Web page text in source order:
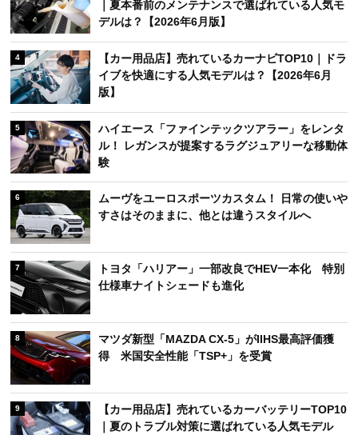
｜夏本番前のメンテナンスで選ばれている人気モ
デルは？【2026年6月版】
4
【カー用品店】売れているカーナビTOP10｜ドラ
イブを快適にする人気モデルは？【2026年6月
版】
5
ハイエース「ファインテックツアラー」をレンタ
ル！ レガンスが提案するラグジュアリーな移動体
験
6
ムーヴをユーロスポーツカスタム！ 日常の使いや
すさはそのままに、他とは違うスタイルへ
7
トヨタ「ハリアー」一部改良でHEV一本化 特別
仕様車ナイトシェードも進化
8
マツダ新型「MAZDA CX-5」がIIHS最高評価獲
得 米国安全性能「TSP+」を受賞
9
【カー用品店】売れているカーバッテリーTOP10
｜夏のトラブル対策に選ばれている人気モデル